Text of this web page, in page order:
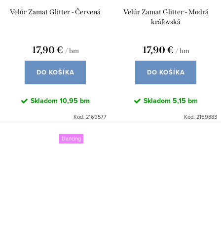
Velúr Zamat Glitter - Červená
17,90 € / bm
DO KOŠÍKA
Skladom 10,95 bm
Kód: 2169577
Velúr Zamat Glitter - Modrá
kráľovská
17,90 € / bm
DO KOŠÍKA
Skladom 5,15 bm
Kód: 2169883
Dancing